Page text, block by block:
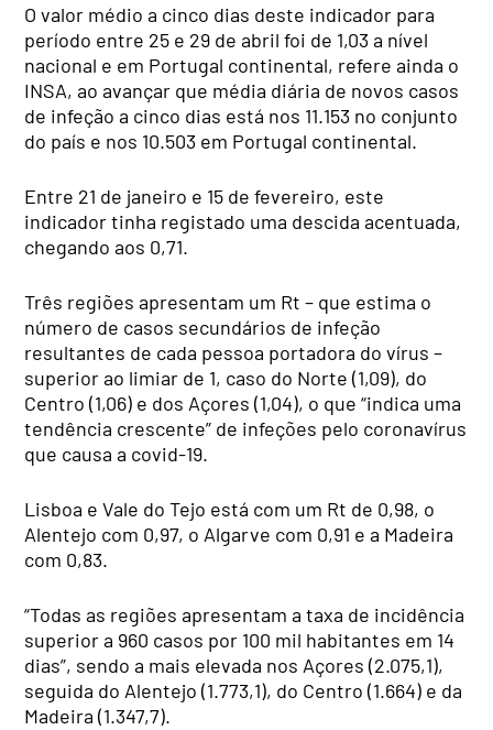
O valor médio a cinco dias deste indicador para
período entre 25 e 29 de abril foi de 1,03 a nível
nacional e em Portugal continental, refere ainda o
INSA, ao avançar que média diária de novos casos
de infeção a cinco dias está nos 11.153 no conjunto
do país e nos 10.503 em Portugal continental.
Entre 21 de janeiro e 15 de fevereiro, este
indicador tinha registado uma descida acentuada,
chegando aos 0,71.
Três regiões apresentam um Rt – que estima o
número de casos secundários de infeção
resultantes de cada pessoa portadora do vírus –
superior ao limiar de 1, caso do Norte (1,09), do
Centro (1,06) e dos Açores (1,04), o que “indica uma
tendência crescente” de infeções pelo coronavírus
que causa a covid-19.
Lisboa e Vale do Tejo está com um Rt de 0,98, o
Alentejo com 0,97, o Algarve com 0,91 e a Madeira
com 0,83.
“Todas as regiões apresentam a taxa de incidência
superior a 960 casos por 100 mil habitantes em 14
dias”, sendo a mais elevada nos Açores (2.075,1),
seguida do Alentejo (1.773,1), do Centro (1.664) e da
Madeira (1.347,7).